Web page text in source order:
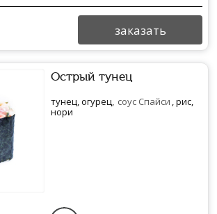
заказать
Острый тунец
тунец, огурец, соус Спайси , рис,
нори